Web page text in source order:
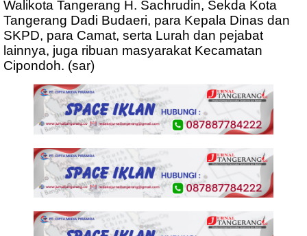
Walikota Tangerang H. Sachrudin, Sekda Kota
Tangerang Dadi Budaeri, para Kepala Dinas dan
SKPD, para Camat, serta Lurah dan pejabat
lainnya, juga ribuan masyarakat Kecamatan
Cipondoh. (sar)